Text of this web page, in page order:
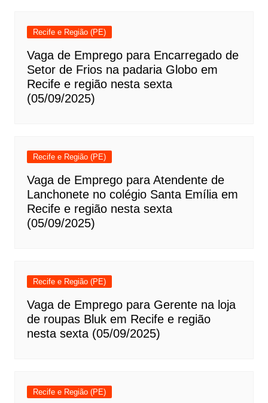
Recife e Região (PE)
Vaga de Emprego para Encarregado de
Setor de Frios na padaria Globo em
Recife e região nesta sexta
(05/09/2025)
Recife e Região (PE)
Vaga de Emprego para Atendente de
Lanchonete no colégio Santa Emília em
Recife e região nesta sexta
(05/09/2025)
Recife e Região (PE)
Vaga de Emprego para Gerente na loja
de roupas Bluk em Recife e região
nesta sexta (05/09/2025)
Recife e Região (PE)